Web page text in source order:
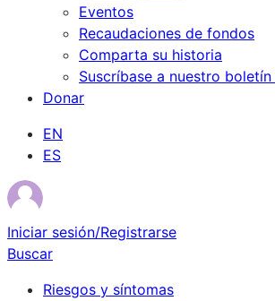
Eventos
Recaudaciones de fondos
Comparta su historia
Suscríbase a nuestro
Donar
EN
ES
Iniciar sesión/Registrarse
Buscar
Riesgos y síntomas